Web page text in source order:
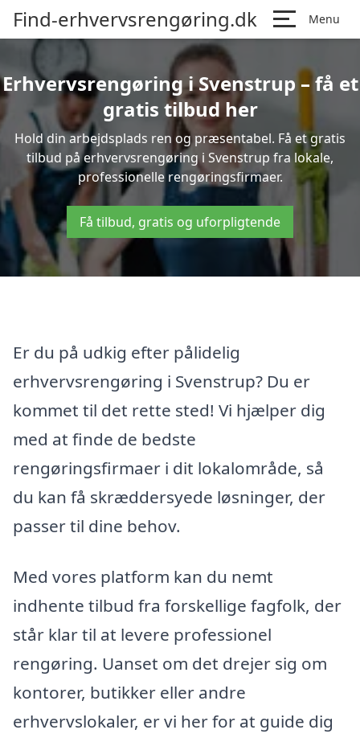
Find-erhvervsrengøring.dk Menu
Erhvervsrengøring i Svenstrup – få et
gratis tilbud her
Hold din arbejdsplads ren og præsentabel. Få et gratis
tilbud på erhvervsrengøring i Svenstrup fra lokale,
professionelle rengøringsfirmaer.
Få tilbud, gratis og uforpligtende
Er du på udkig efter pålidelig
erhvervsrengøring i Svenstrup? Du er
kommet til det rette sted! Vi hjælper dig
med at finde de bedste
rengøringsfirmaer i dit lokalområde, så
du kan få skræddersyede løsninger, der
passer til dine behov.
Med vores platform kan du nemt
indhente tilbud fra forskellige fagfolk, der
står klar til at levere professionel
rengøring. Uanset om det drejer sig om
kontorer, butikker eller andre
erhvervslokaler, er vi her for at guide dig